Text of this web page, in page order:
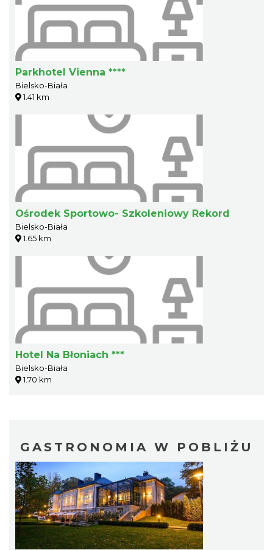
Parkhotel Vienna ****
Bielsko-Biała
1.41 km
Ośrodek Sportowo- Szkoleniowy Rekord
Bielsko-Biała
1.65 km
Hotel Na Błoniach ***
Bielsko-Biała
1.70 km
GASTRONOMIA W POBLIŻU